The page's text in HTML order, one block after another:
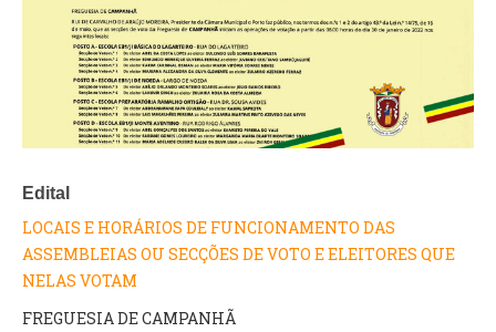
VÍDEOS
AUTARQUIA
CONSTITUIÇÃO
EXECUTIVO E PELOUROS
ASSEMBLEIA DE FREGUESIA
GRAVAÇÕES DAS REUNIÕES PÚBLICAS DO EXECUTIVO
Edital
LOCAIS E HORÁRIOS DE FUNCIONAMENTO DAS
ASSEMBLEIAS OU SECÇÕES DE VOTO E ELEITORES QUE
NELAS VOTAM
FREGUESIA DE CAMPANHÃ